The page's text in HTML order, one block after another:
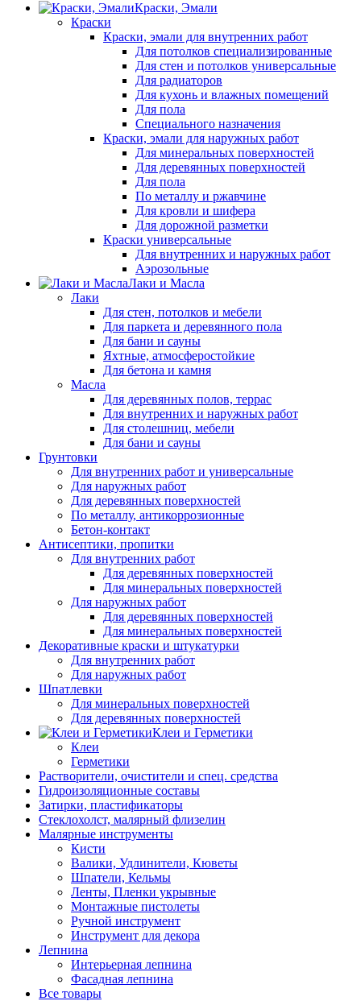
Краски, Эмали
Краски
Краски, эмали для внутренних работ
Для потолков специализированные
Для стен и потолков универсальные
Для радиаторов
Для кухонь и влажных помещений
Для пола
Специального назначения
Краски, эмали для наружных работ
Для минеральных поверхностей
Для деревянных поверхностей
Для пола
По металлу и ржавчине
Для кровли и шифера
Для дорожной разметки
Краски универсальные
Для внутренних и наружных работ
Аэрозольные
Лаки и Масла
Лаки
Для стен, потолков и мебели
Для паркета и деревянного пола
Для бани и сауны
Яхтные, атмосферостойкие
Для бетона и камня
Масла
Для деревянных полов, террас
Для внутренних и наружных работ
Для столешниц, мебели
Для бани и сауны
Грунтовки
Для внутренних работ и универсальные
Для наружных работ
Для деревянных поверхностей
По металлу, антикоррозионные
Бетон-контакт
Антисептики, пропитки
Для внутренних работ
Для деревянных поверхностей
Для минеральных поверхностей
Для наружных работ
Для деревянных поверхностей
Для минеральных поверхностей
Декоративные краски и штукатурки
Для внутренних работ
Для наружных работ
Шпатлевки
Для минеральных поверхностей
Для деревянных поверхностей
Клеи и Герметики
Клеи
Герметики
Растворители, очистители и спец. средства
Гидроизоляционные составы
Затирки, пластификаторы
Стеклохолст, малярный флизелин
Малярные инструменты
Кисти
Валики, Удлинители, Кюветы
Шпатели, Кельмы
Ленты, Пленки укрывные
Монтажные пистолеты
Ручной инструмент
Инструмент для декора
Лепнина
Интерьерная лепнина
Фасадная лепнина
Все товары